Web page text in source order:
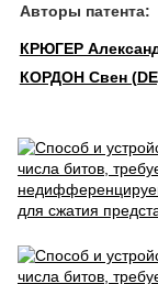
Авторы патента:
КРЮГЕР
КОРДОН Свен